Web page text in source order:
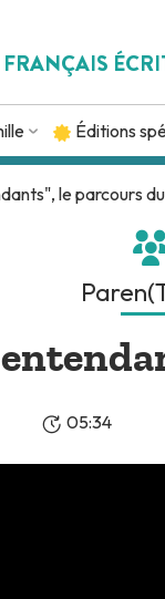
Éditions
le parcours
05:34